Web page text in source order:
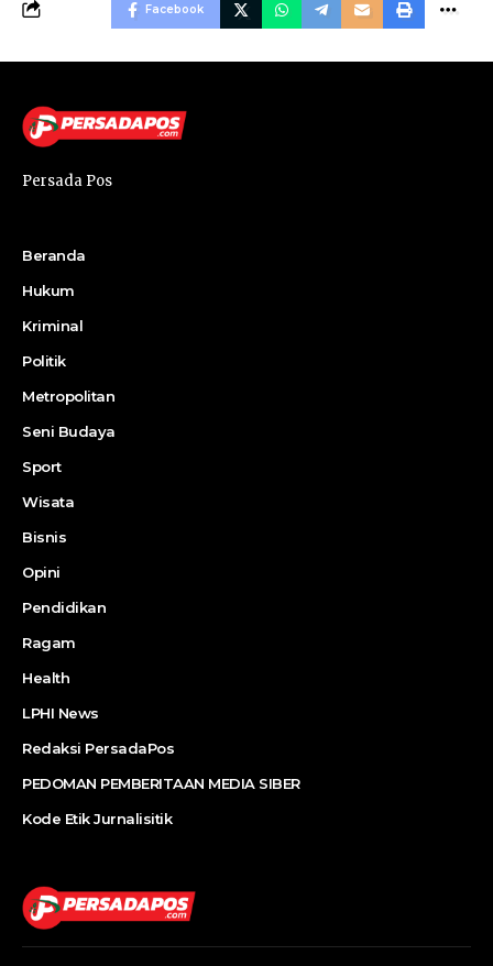
Facebook
Persada Pos
Beranda
Hukum
Kriminal
Politik
Metropolitan
Seni Budaya
Sport
Wisata
Bisnis
Opini
Pendidikan
Ragam
Health
LPHI News
Redaksi PersadaPos
PEDOMAN PEMBERITAAN MEDIA SIBER
Kode Etik Jurnalisitik